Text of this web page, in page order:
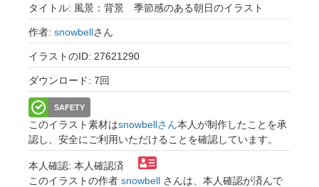
タイトル: 風景：背景 季節感のある朝日のイラスト
作者: snowbellさん
イラストのID: 27621290
ダウンロード: 7回
SAFETY
このイラスト素材はsnowbellさん本人が制作したことを承
認し、安全にご利用いただけることを確認しています。
本人確認: 本人確認済
このイラストの作者 snowbell さんは、本人確認が済んで